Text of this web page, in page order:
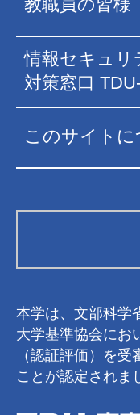
教職員の皆様
情報セキュリ
対策窓口
このサイトに
本学は、文部科学
大学基準協会にお
（認証評価）を
ことが認定されま